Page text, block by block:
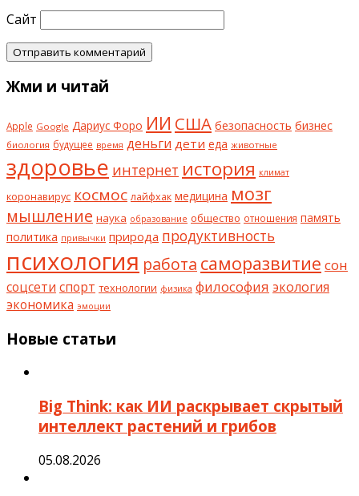
Сайт
Жми и читай
Apple Google Дариус Форо ИИ США безопасность бизнес
биология будущее время деньги дети еда животные
здоровье интернет история климат
коронавирус космос лайфхак медицина мозг
мышление наука образование общество отношения память
политика привычки природа продуктивность
психология работа саморазвитие сон
соцсети спорт технологии физика философия экология
экономика эмоции
Новые статьи
Big Think: как ИИ раскрывает скрытый
интеллект растений и грибов
05.08.2026